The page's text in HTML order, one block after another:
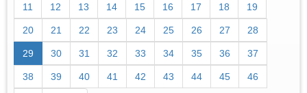
11 12 13 14 15 16 17 18 19
20 21 22 23 24 25 26 27 28
29 30 31 32 33 34 35 36 37
38 39 40 41 42 43 44 45 46